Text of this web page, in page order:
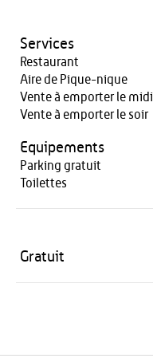
Services
Restaurant
Aire de Pique-nique
Vente à emporter le midi
Vente à emporter le soir
Equipements
Parking gratuit
Toilettes
Gratuit